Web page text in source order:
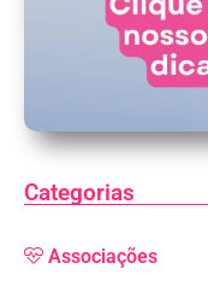
Categorias
Associações